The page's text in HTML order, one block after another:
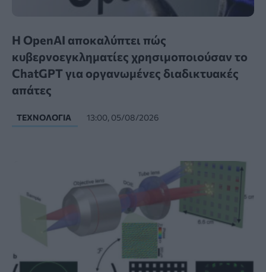
Η OpenAI αποκαλύπτει πώς
κυβερνοεγκληματίες χρησιμοποιούσαν το
ChatGPT για οργανωμένες διαδικτυακές
απάτες
ΤΕΧΝΟΛΟΓΊΑ 13:00, 05/08/2026